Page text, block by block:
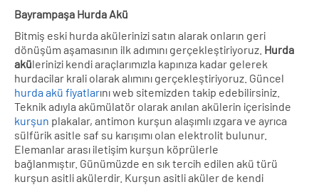
Bayrampaşa Hurda Akü
Bitmiş eski hurda akülerinizi satın alarak onların geri
dönüşüm aşamasının ilk adımını gerçekleştiriyoruz. Hurda
akülerinizi kendi araçlarımızla kapınıza kadar gelerek
hurdacilar krali olarak alımını gerçekleştiriyoruz. Güncel
hurda akü fiyatlarını web sitemizden takip edebilirsiniz.
Teknik adıyla akümülatör olarak anılan akülerin içerisinde
kurşun plakalar, antimon kurşun alaşımlı ızgara ve ayrıca
sülfürik asitle saf su karışımı olan elektrolit bulunur.
Elemanlar arası iletişim kurşun köprülerle
bağlanmıştır. Günümüzde en sık tercih edilen akü türü
kurşun asitli akülerdir. Kurşun asitli aküler de kendi